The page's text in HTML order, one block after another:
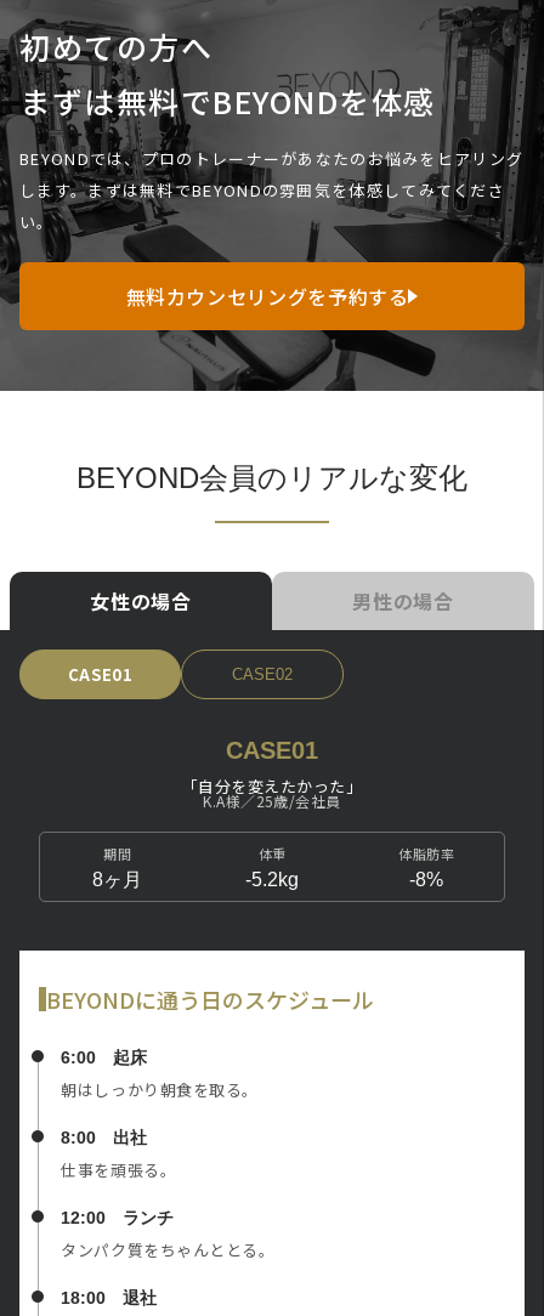
初めての方へ
まずは無料でBEYONDを体感
BEYONDでは、プロのトレーナーがあなたのお悩みをヒアリング
します。まずは無料でBEYONDの雰囲気を体感してみてくださ
い。
無料カウンセリングを予約する
BEYOND会員のリアルな変化
女性の場合 男性の場合
CASE01
「自分を変えたかった」
K.A様／25歳/会社員
期間
8ヶ月
体重
-5.2kg
体脂肪率
-8%
CASE02
BEYONDに通う日のスケジュール
6:00 起床
朝はしっかり朝食を取る。
8:00 出社
仕事を頑張る。
12:00 ランチ
タンパク質をちゃんととる。
18:00 退社